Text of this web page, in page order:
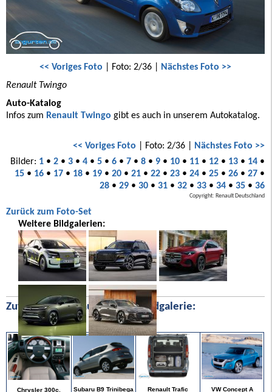
<< Voriges Foto | Foto: 2/36 | Nächstes Foto >>
Renault Twingo
Auto-Katalog
Infos zum Renault Twingo gibt es auch in unserem Autokatalog.
<< Voriges Foto | Foto: 2/36 | Nächstes Foto >>
Bilder: 1• 2• 3• 4• 5• 6• 7• 8• 9• 10• 11• 12• 13• 14•
15• 16• 17• 18• 19• 20• 21• 22• 23• 24• 25• 26• 27•
28• 29• 30• 31• 32• 33• 34• 35• 36
Copyright: Renault Deutschland
Zurück zum Foto-Set
Weitere Bildgalerien:
Zufällige Bilder aus unserer Bildgalerie:
Chrysler 300c,
Subaru B9 Trinibega Renault Trafic VW Concept A